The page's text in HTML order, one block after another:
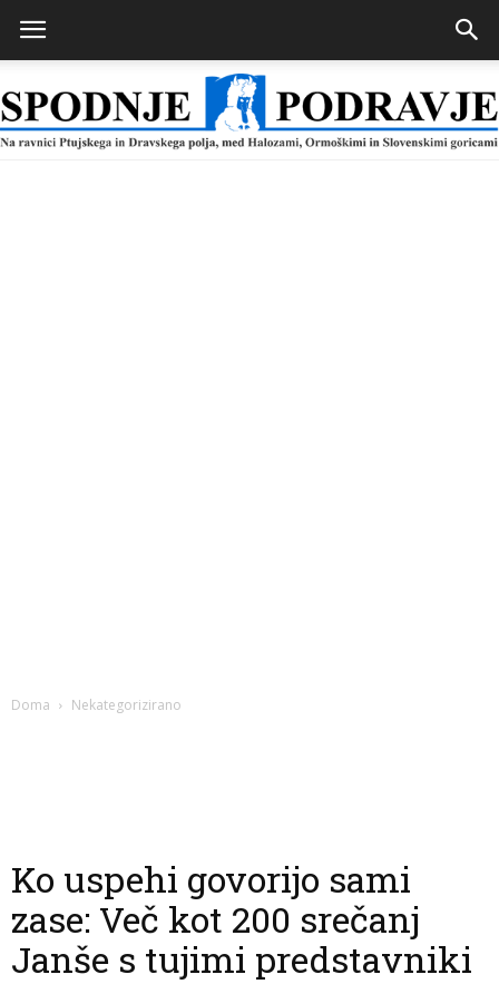
Doma Nekategorizirano
Ko uspehi govorijo sami
zase: Več kot 200 srečanj
Janše s tujimi predstavniki